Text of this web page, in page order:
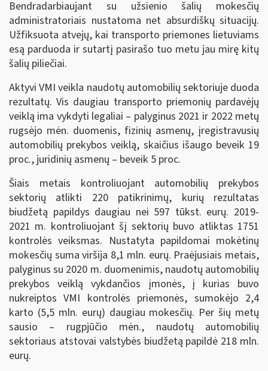
Bendradarbiaujant su užsienio šalių mokesčių
administratoriais nustatoma net absurdiškų situacijų.
Užfiksuota atvejų, kai transporto priemones lietuviams
esą parduoda ir sutartį pasirašo tuo metu jau mirę kitų
šalių piliečiai.
Aktyvi VMI veikla naudotų automobilių sektoriuje duoda
rezultatų. Vis daugiau transporto priemonių pardavėjų
veiklą ima vykdyti legaliai – palyginus 2021 ir 2022 metų
rugsėjo mėn. duomenis, fizinių asmenų, įregistravusių
automobilių prekybos veiklą, skaičius išaugo beveik 19
proc., juridinių asmenų – beveik 5 proc.
Šiais metais kontroliuojant automobilių prekybos
sektorių atlikti 220 patikrinimų, kurių rezultatas
biudžetą papildys daugiau nei 597 tūkst. eurų. 2019-
2021 m. kontroliuojant šį sektorių buvo atliktas 1751
kontrolės veiksmas. Nustatyta papildomai mokėtinų
mokesčių suma viršija 8,1 mln. eurų. Praėjusiais metais,
palyginus su 2020 m. duomenimis, naudotų automobilių
prekybos veiklą vykdančios įmonės, į kurias buvo
nukreiptos VMI kontrolės priemonės, sumokėjo 2,4
karto (5,5 mln. eurų) daugiau mokesčių. Per šių metų
sausio – rugpjūčio mėn., naudotų automobilių
sektoriaus atstovai valstybės biudžetą papildė 218 mln.
eurų.